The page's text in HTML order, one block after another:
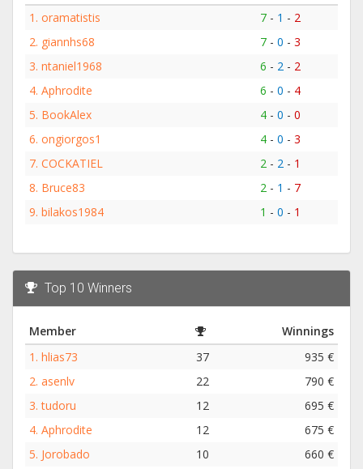
1. oramatistis 7- 1 - 2
2. giannhs68 7- 0 - 3
3. ntaniel1968 6 - 2 - 2
4. Aphrodite 6 - 0 - 4
5. BookAlex 4- 0 - 0
6. ongiorgos1 4- 0 - 3
7. COCKATIEL 2 - 2 - 1
8. Bruce83 2 - 1 - 7
9. bilakos1984 1 - 0 - 1
Top 10 Winners
Member
Winnings
1. hlias73 37
935 €
2. asenlv 22
790 €
3.tudoru 12
695 €
4. Aphrodite 12
675 €
5. Jorobado 10
660 €